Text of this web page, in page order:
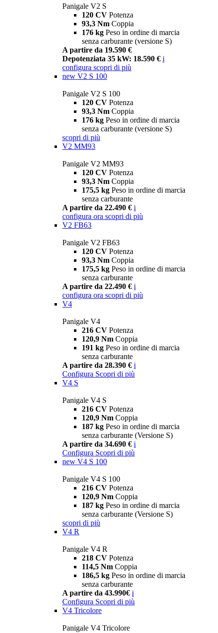
Panigale V2 S
120 CV Potenza
93,3 Nm Coppia
176 kg Peso in ordine di marcia
senza carburante (versione S)
A partire da 19.590 €
Depotenziata 35 kW: 18.590 € i
configura scopri di più
new V2 S 100
Panigale V2 S 100
120 CV Potenza
93,3 Nm Coppia
176 kg Peso in ordine di marcia
senza carburante (versione S)
scopri di più
V2 MM93
Panigale V2 MM93
120 CV Potenza
93,3 Nm Coppia
175,5 kg Peso in ordine di marcia
senza carburante
A partire da 22.490 € i
configura ora scopri di più
V2 FB63
Panigale V2 FB63
120 CV Potenza
93,3 Nm Coppia
175,5 kg Peso in ordine di marcia
senza carburante
A partire da 22.490 € i
configura ora scopri di più
V4
Panigale V4
216 CV Potenza
120,9 Nm Coppia
191 kg Peso in ordine di marcia
senza carburante
A partire da 28.390 € i
Configura Scopri di più
V4 S
Panigale V4 S
216 CV Potenza
120,9 Nm Coppia
187 kg Peso in ordine di marcia
senza carburante (Versione S)
A partire da 34.690 € i
Configura Scopri di più
new V4 S 100
Panigale V4 S 100
216 CV Potenza
120,9 Nm Coppia
187 kg Peso in ordine di marcia
senza carburante (Versione S)
scopri di più
V4 R
Panigale V4 R
218 CV Potenza
114,5 Nm Coppia
186,5 kg Peso in ordine di marcia
senza carburante
A partire da 43.990€ i
Configura Scopri di più
V4 Tricolore
Panigale V4 Tricolore